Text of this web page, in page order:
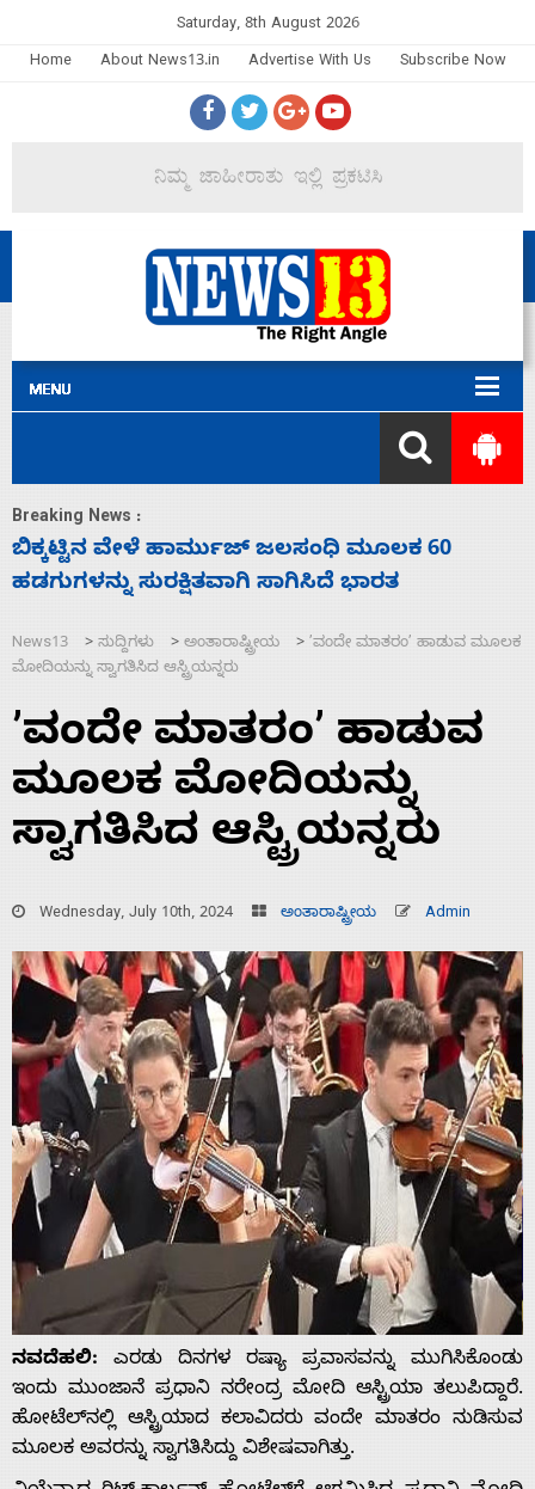
Saturday, 8th August 2026
Home
About News13.in Advertise With Us Subscribe Now
Breaking News :
ನಾಗೇಂದ್ರ ರಾಜೀನಾಮೆ ಕೊಡದಿದ್ದರೆ ಸದನ ನಡೆಸಲು
ಬಿಡೆವು: ಛಲವಾದಿ ನಾರಾಯಣಸ್ವಾಮಿ
News13 > ಸುದ್ದಿಗಳು > ಅಂತಾರಾಷ್ಟ್ರೀಯ > ʼವಂದೇ ಮಾತರಂʼ ಹಾಡುವ ಮೂಲಕ
ಮೋದಿಯನ್ನು ಸ್ವಾಗತಿಸಿದ ಆಸ್ಟ್ರಿಯನ್ನರು
ʼವಂದೇ ಮಾತರಂʼ ಹಾಡುವ
ಮೂಲಕ ಮೋದಿಯನ್ನು
ಸ್ವಾಗತಿಸಿದ ಆಸ್ಟ್ರಿಯನ್ನರು
Wednesday, July 10th, 2024 ಅಂತಾರಾಷ್ಟ್ರೀಯ Admin
ನವದೆಹಲಿ: ಎರಡು ದಿನಗಳ ರಷ್ಯಾ ಪ್ರವಾಸವನ್ನು ಮುಗಿಸಿಕೊಂಡು
ಇಂದು ಮುಂಜಾನೆ ಪ್ರಧಾನಿ ನರೇಂದ್ರ ಮೋದಿ ಆಸ್ಟ್ರಿಯಾ ತಲುಪಿದ್ದಾರೆ.
ಹೋಟೆಲ್‌ನಲ್ಲಿ ಆಸ್ಟ್ರಿಯಾದ ಕಲಾವಿದರು ವಂದೇ ಮಾತರಂ ನುಡಿಸುವ
ಮೂಲಕ ಅವರನ್ನು ಸ್ವಾಗತಿಸಿದ್ದು ವಿಶೇಷವಾಗಿತ್ತು.